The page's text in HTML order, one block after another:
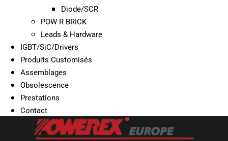
Diode/SCR
POW R BRICK
Leads & Hardware
IGBT/SiC/Drivers
Produits Customisés
Assemblages
Obsolescence
Prestations
Contact